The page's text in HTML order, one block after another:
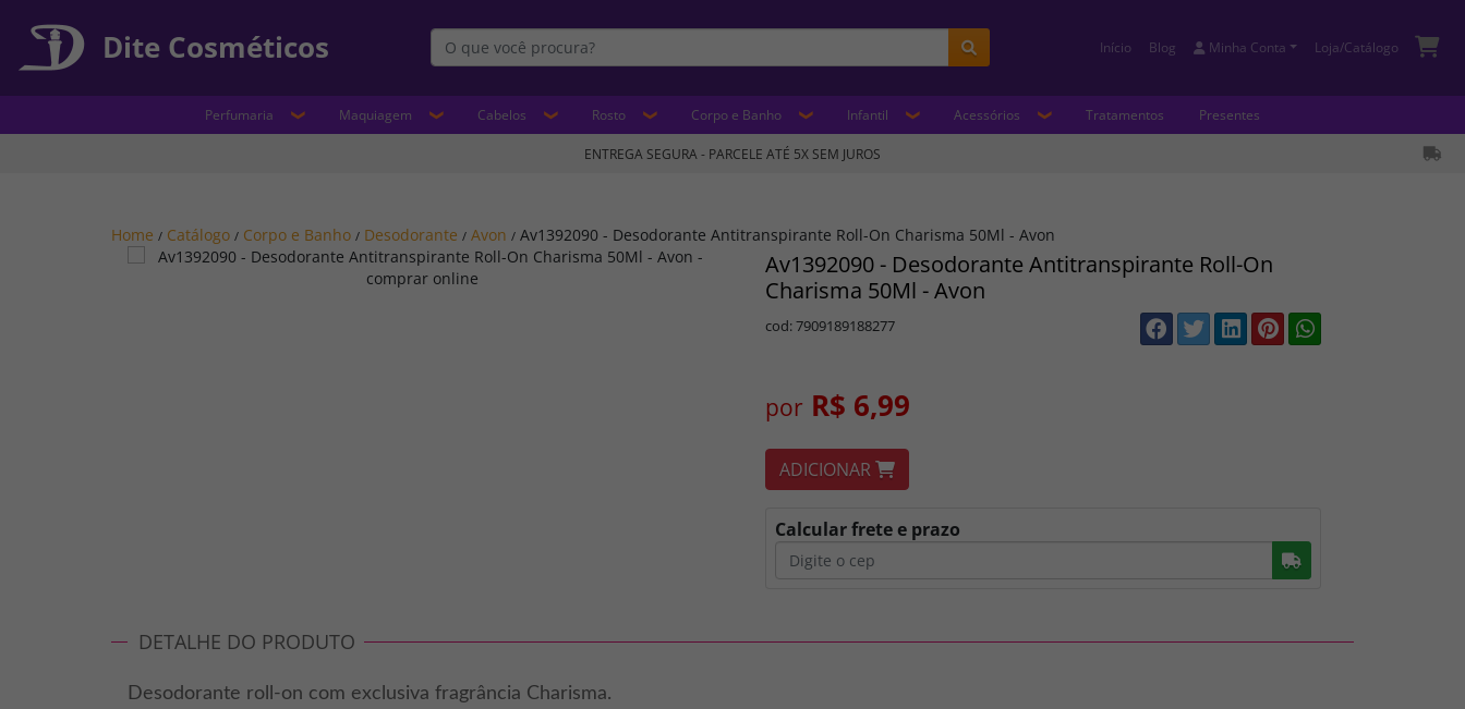
Dite Cosméticos Início Blog Minha Conta Loja/Catálogo
Perfumaria Maquiagem Cabelos Rosto Corpo e Banho Infantil Acessórios Tratamentos Presentes
ENTREGA SEGURA - PARCELE ATÉ 5X SEM JUROS
Home / Catálogo / Corpo e Banho / Desodorante / Avon / Av1392090 - Desodorante Antitranspirante Roll-On Charisma 50Ml - Avon
Av1392090 - Desodorante Antitranspirante Roll-On
Charisma 50Ml - Avon
cod: 7909189188277
por R$ 6,99
ADICIONAR
Calcular frete e prazo
Buscar
DETALHE DO PRODUTO
Desodorante roll-on com exclusiva fragrância Charisma.